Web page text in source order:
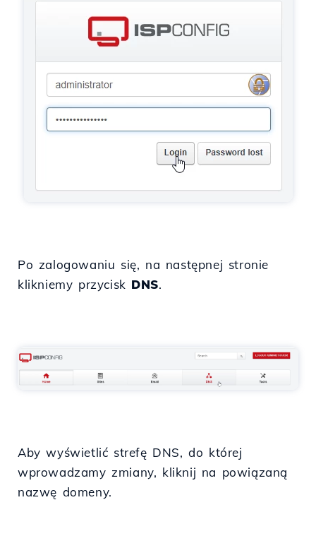
Po zalogowaniu się, na następnej stronie
klikniemy przycisk DNS.
Aby wyświetlić strefę DNS, do której
wprowadzamy zmiany, kliknij na powiązaną
nazwę domeny.